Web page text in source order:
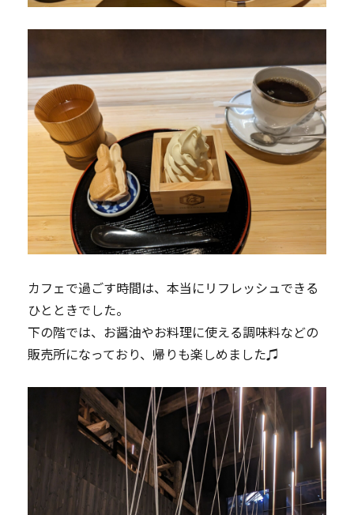
カフェで過ごす時間は、本当にリフレッシュできる
ひとときでした。
下の階では、お醤油やお料理に使える調味料などの
販売所になっており、帰りも楽しめました♫